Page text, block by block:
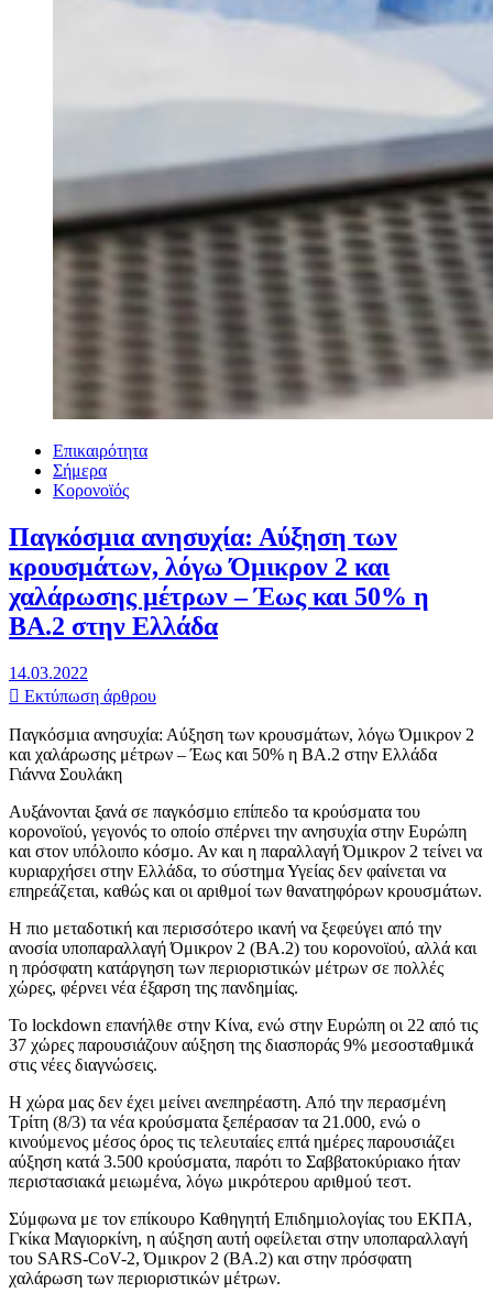
Επικαιρότητα
Σήμερα
Κορονοϊός
Παγκόσμια ανησυχία: Αύξηση των
κρουσμάτων, λόγω Όμικρον 2 και
χαλάρωσης μέτρων – Έως και 50% η
ΒΑ.2 στην Ελλάδα
14.03.2022
Εκτύπωση άρθρου
Παγκόσμια ανησυχία: Αύξηση των κρουσμάτων, λόγω Όμικρον 2
και χαλάρωσης μέτρων – Έως και 50% η ΒΑ.2 στην Ελλάδα
Γιάννα Σουλάκη
Αυξάνονται ξανά σε παγκόσμιο επίπεδο τα κρούσματα του
κορονοϊού, γεγονός το οποίο σπέρνει την ανησυχία στην Ευρώπη
και στον υπόλοιπο κόσμο. Αν και η παραλλαγή Όμικρον 2 τείνει να
κυριαρχήσει στην Ελλάδα, το σύστημα Υγείας δεν φαίνεται να
επηρεάζεται, καθώς και οι αριθμοί των θανατηφόρων κρουσμάτων.
Η πιο μεταδοτική και περισσότερο ικανή να ξεφεύγει από την
ανοσία υποπαραλλαγή Όμικρον 2 (ΒΑ.2) του κορονοϊού, αλλά και
η πρόσφατη κατάργηση των περιοριστικών μέτρων σε πολλές
χώρες, φέρνει νέα έξαρση της πανδημίας.
Το lockdown επανήλθε στην Κίνα, ενώ στην Ευρώπη οι 22 από τις
37 χώρες παρουσιάζουν αύξηση της διασποράς 9% μεσοσταθμικά
στις νέες διαγνώσεις.
Η χώρα μας δεν έχει μείνει ανεπηρέαστη. Από την περασμένη
Τρίτη (8/3) τα νέα κρούσματα ξεπέρασαν τα 21.000, ενώ ο
κινούμενος μέσος όρος τις τελευταίες επτά ημέρες παρουσιάζει
αύξηση κατά 3.500 κρούσματα, παρότι το Σαββατοκύριακο ήταν
περιστασιακά μειωμένα, λόγω μικρότερου αριθμού τεστ.
Σύμφωνα με τον επίκουρο Καθηγητή Επιδημιολογίας του ΕΚΠΑ,
Γκίκα Μαγιορκίνη, η αύξηση αυτή οφείλεται στην υποπαραλλαγή
του SARS-CoV-2, Όμικρον 2 (BA.2) και στην πρόσφατη
χαλάρωση των περιοριστικών μέτρων.